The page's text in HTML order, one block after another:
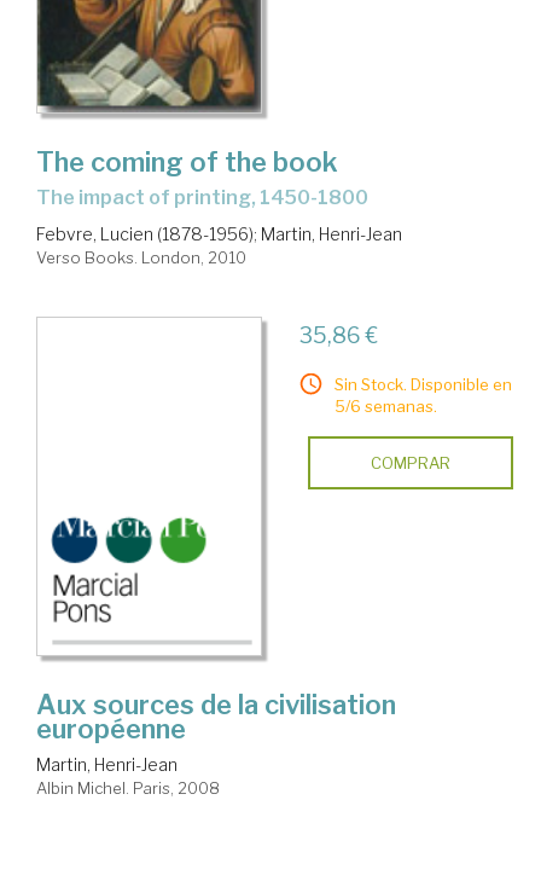
The coming of the book
the impact of printing, 1450-1800
Febvre, Lucien (1878-1956); Martin, Henri-Jean
Verso Books. London, 2010
35,86 €
Sin Stock. Disponible en
5/6 semanas.
COMPRAR
Aux sources de la civilisation
européenne
Martin, Henri-Jean
Albin Michel. Paris, 2008